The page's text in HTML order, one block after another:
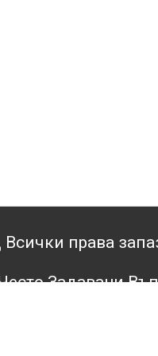
права
Задавани